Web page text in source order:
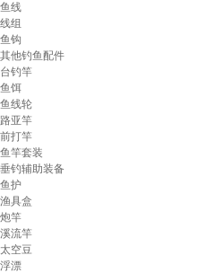
鱼线
线组
鱼钩
其他钓鱼配件
台钓竿
鱼饵
鱼线轮
路亚竿
前打竿
鱼竿套装
垂钓辅助装备
鱼护
渔具盒
炮竿
溪流竿
太空豆
浮漂